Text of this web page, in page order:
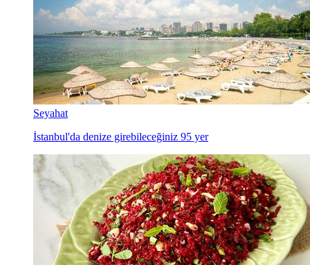
Seyahat
İstanbul'da denize girebileceğiniz 95 yer